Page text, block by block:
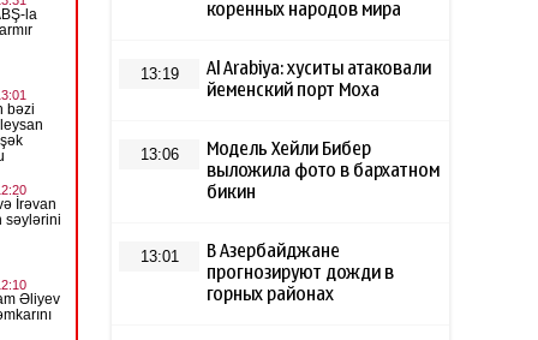
коренных народов мира
13:19
Al Arabiya: хуситы атаковали
йеменский порт Моха
13:06
Модель Хейли Бибер
выложила фото в бархатном
бикин
13:01
В Азербайджане
прогнозируют дожди в
горных районах